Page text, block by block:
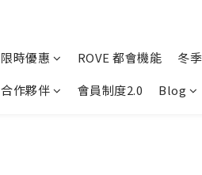
限時優惠 ROVE 都會機能 冬
合作夥伴
會員制度2.0 Blog